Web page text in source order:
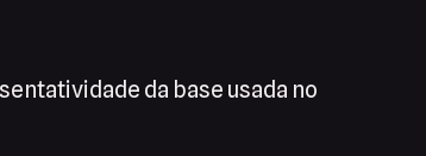
da base usada no